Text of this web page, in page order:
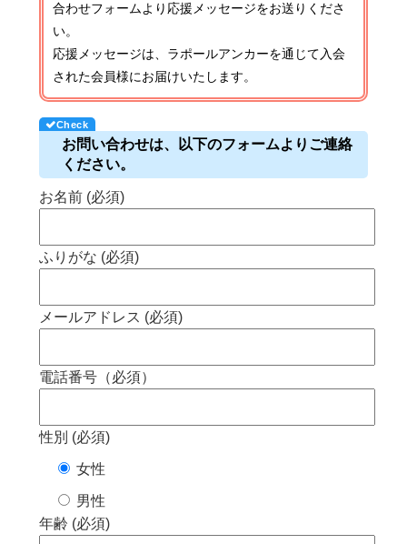
合わせフォームより応援メッセージをお送りくださ
い。
応援メッセージは、ラポールアンカーを通じて入会
された会員様にお届けいたします。
お問い合わせは、以下のフォームよりご連絡
ください。
お名前 (必須)
ふりがな (必須)
メールアドレス (必須)
電話番号（必須）
性別 (必須)
女性
男性
年齢 (必須)